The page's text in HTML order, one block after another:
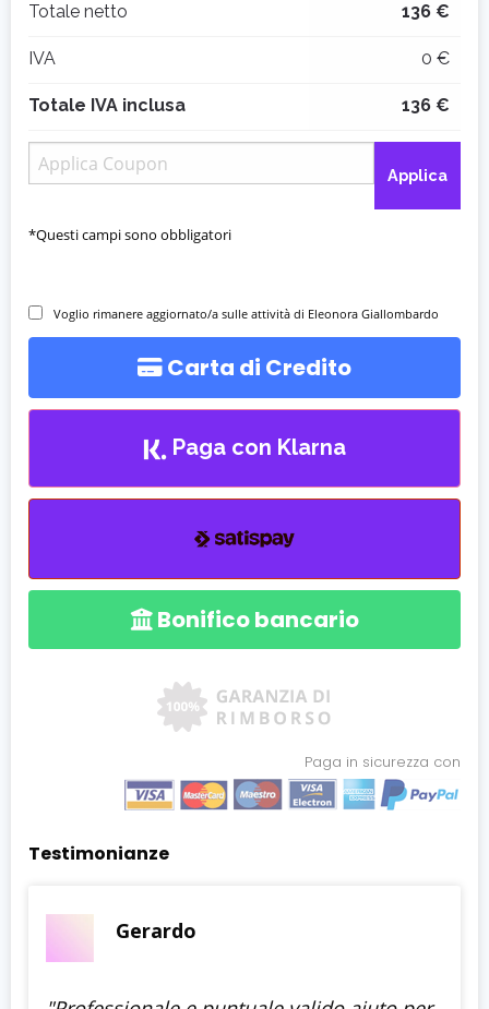
Totale netto 136 €
IVA 0 €
Totale IVA inclusa 136 €
Applica
*Questi campi sono obbligatori
Voglio rimanere aggiornato/a sulle attività di Eleonora Giallombardo
Carta di Credito
Paga con Klarna
Bonifico bancario
Paga in sicurezza con
Testimonianze
Gerardo